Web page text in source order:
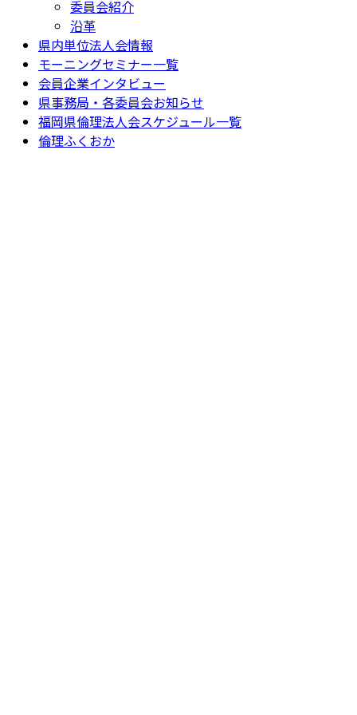
委員会紹介
沿革
県内単位法人会情報
モーニングセミナー一覧
会員企業インタビュー
県事務局・各委員会お知らせ
福岡県倫理法人会スケジュール一覧
倫理ふくおか